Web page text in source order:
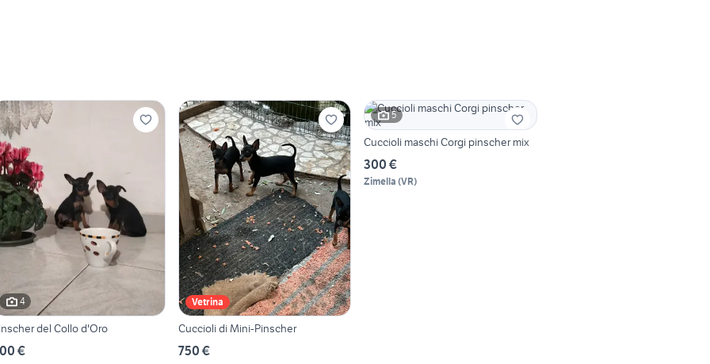
4
del Collo d'Oro
€
Vetrina
Cuccioli di Mini-Pinscher
750 €
5
Cuccioli maschi Corgi pinscher mix
300 €
Zimella (VR)